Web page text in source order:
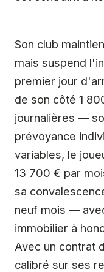
Son club
mais suspend
premier jour
de son côté 1
journalières —
prévoyance
variables, le
13 700 € par
sa
neuf mois —
immobilier à
Avec un contrat
calibré sur ses